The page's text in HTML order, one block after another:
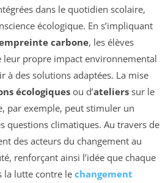
dans le quotidien scolaire,
écologique. En s’impliquant
carbone, les élèves
leur propre impact environnemental
à des solutions adaptées. La mise
écologiques ou d’ateliers sur le
par exemple, peut stimuler un
questions climatiques. Au travers de
des acteurs du changement au
renforçant ainsi l’idée que chaque
la lutte contre le changement